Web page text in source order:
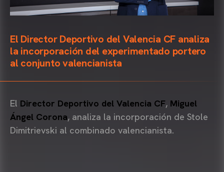
El Director Deportivo del Valencia CF analiza
la incorporación del experimentado portero
al conjunto valencianista
El Director Deportivo del Valencia CF, Miguel
Ángel Corona, analiza la incorporación de Stole
Dimitrievski al combinado valencianista.